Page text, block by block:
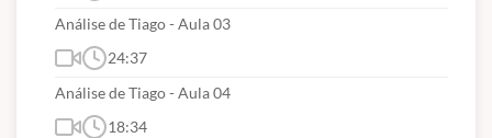
Análise de Tiago - Aula 03
24:37
Análise de Tiago - Aula 04
18:34